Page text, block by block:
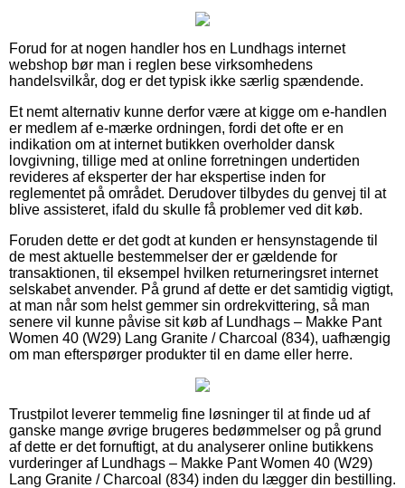
Forud for at nogen handler hos en Lundhags internet
webshop bør man i reglen bese virksomhedens
handelsvilkår, dog er det typisk ikke særlig spændende.
Et nemt alternativ kunne derfor være at kigge om e-handlen
er medlem af e-mærke ordningen, fordi det ofte er en
indikation om at internet butikken overholder dansk
lovgivning, tillige med at online forretningen undertiden
revideres af eksperter der har ekspertise inden for
reglementet på området. Derudover tilbydes du genvej til at
blive assisteret, ifald du skulle få problemer ved dit køb.
Foruden dette er det godt at kunden er hensynstagende til
de mest aktuelle bestemmelser der er gældende for
transaktionen, til eksempel hvilken returneringsret internet
selskabet anvender. På grund af dette er det samtidig vigtigt,
at man når som helst gemmer sin ordrekvittering, så man
senere vil kunne påvise sit køb af Lundhags – Makke Pant
Women 40 (W29) Lang Granite / Charcoal (834), uafhængig
om man efterspørger produkter til en dame eller herre.
Trustpilot leverer temmelig fine løsninger til at finde ud af
ganske mange øvrige brugeres bedømmelser og på grund
af dette er det fornuftigt, at du analyserer online butikkens
vurderinger af Lundhags – Makke Pant Women 40 (W29)
Lang Granite / Charcoal (834) inden du lægger din bestilling.